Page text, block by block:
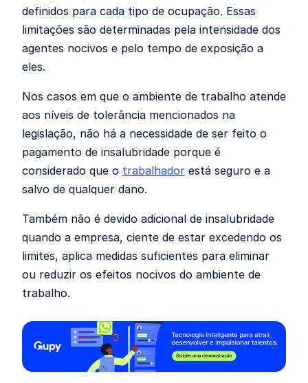
definidos para cada tipo de ocupação. Essas
limitações são determinadas pela intensidade dos
agentes nocivos e pelo tempo de exposição a
eles.
Nos casos em que o ambiente de trabalho atende
aos níveis de tolerância mencionados na
legislação, não há a necessidade de ser feito o
pagamento de insalubridade porque é
considerado que o trabalhador está seguro e a
salvo de qualquer dano.
Também não é devido adicional de insalubridade
quando a empresa, ciente de estar excedendo os
limites, aplica medidas suficientes para eliminar
ou reduzir os efeitos nocivos do ambiente de
trabalho.